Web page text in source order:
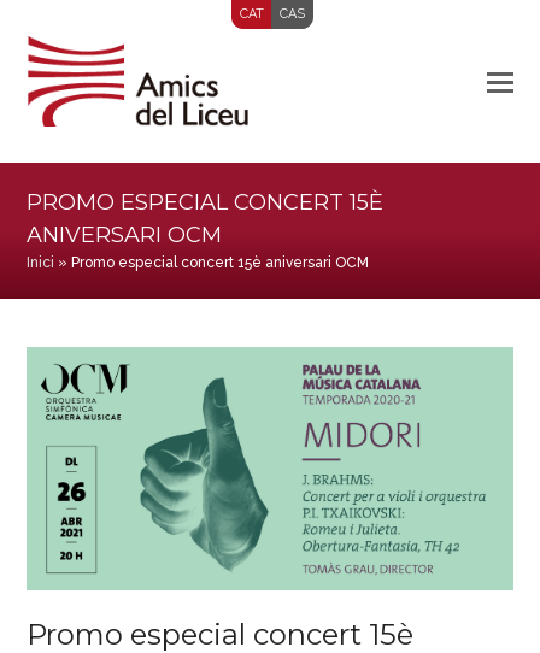
CAT CAS
PROMO ESPECIAL CONCERT 15È
ANIVERSARI OCM
Inici » Promo especial concert 15è aniversari OCM
Promo especial concert 15è